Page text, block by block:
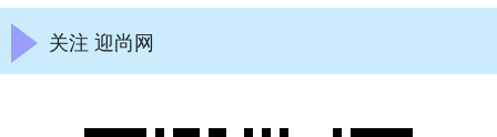
关注 迎尚网